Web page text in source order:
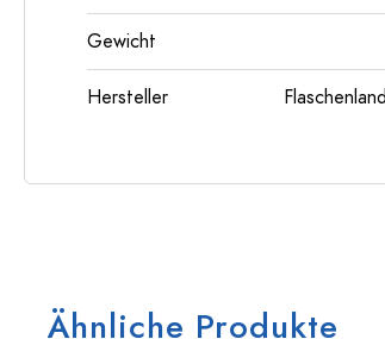
Gewicht
Hersteller
Ähnliche Produkte